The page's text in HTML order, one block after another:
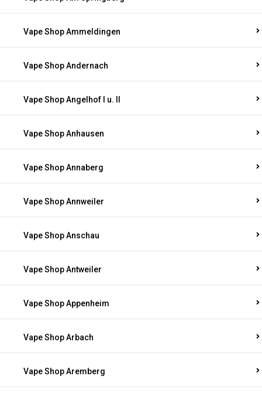
Vape Shop Ammeldingen
Vape Shop Andernach
Vape Shop Angelhof I u. II
Vape Shop Anhausen
Vape Shop Annaberg
Vape Shop Annweiler
Vape Shop Anschau
Vape Shop Antweiler
Vape Shop Appenheim
Vape Shop Arbach
Vape Shop Aremberg